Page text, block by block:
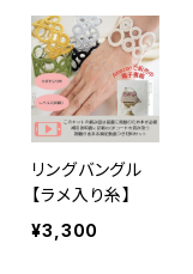
ックレスキット
リングバングル
【ラメ入り糸】
¥3,300